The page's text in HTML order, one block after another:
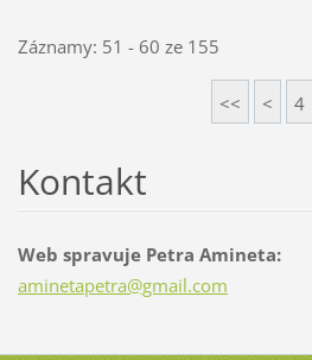
Záznamy: 51 - 60 ze 155
<< < 4
Kontakt
Web spravuje Petra Amineta:
aminetapetra@gmail.com